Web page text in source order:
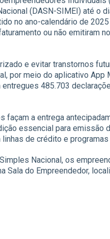
(DASN-SIMEI) até o
no ano-calendário de
ou não emitiram
e evitar transtornos
por meio do aplicativo App
485.703
façam a entrega
essencial para emissão
de crédito e programas
Nacional, os
Sala do Empreendedor,